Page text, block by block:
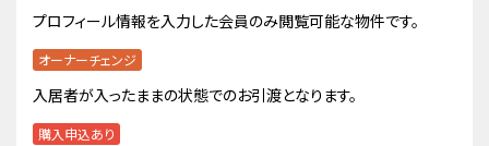
プロフィール情報を入力した会員のみ閲覧可能な物件です。
オーナーチェンジ
入居者が入ったままの状態でのお引渡となります。
購入申込あり